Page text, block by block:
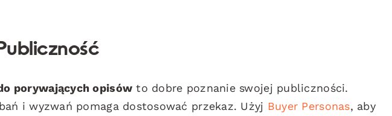
porywających opisów to dobre poznanie swojej publiczności.
i wyzwań pomaga dostosować przekaz. Użyj Buyer Personas, aby